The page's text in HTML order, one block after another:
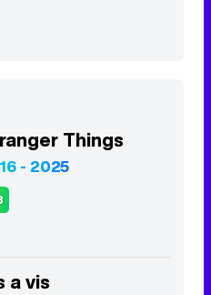
Things
a vis
- 2019